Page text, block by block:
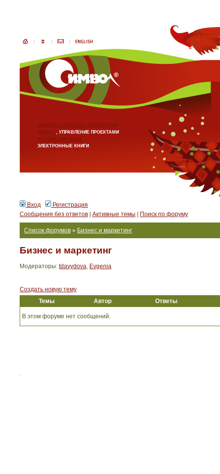
ИНФОРМАЦИОННЫЕ ТЕХНОЛОГИИ
БИЗНЕС, УПРАВЛЕНИЕ ПРОЕКТАМИ
АНГЛИЙСКИЙ ЯЗЫК
ЭЛЕКТРОННЫЕ КНИГИ
Вход
Регистрация
Сообщения без ответов
Активные темы Поиск по форуму
Список форумов » Бизнес и маркетинг
Бизнес и маркетинг
Модераторы: tdavydova, Evgenia
Создать новую тему
Темы
Автор Ответы
В этом форуме нет сообщений.